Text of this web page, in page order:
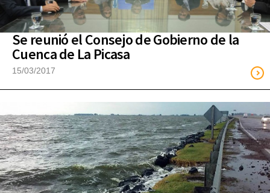
Se reunió el Consejo de Gobierno de la
Cuenca de La Picasa
15/03/2017